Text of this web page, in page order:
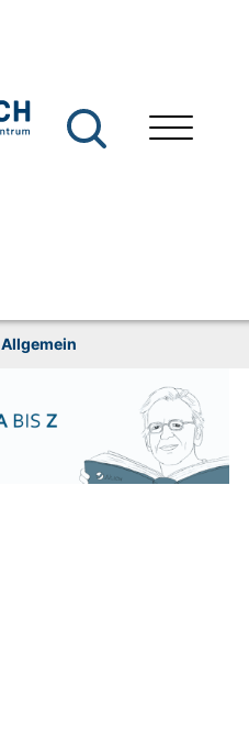
Allgemein